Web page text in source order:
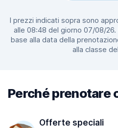
I prezzi indicati sopra sono
alle 08:48 del giorno 07/08/
base alla data della
alla classe
Perché prenotare
Offerte speciali